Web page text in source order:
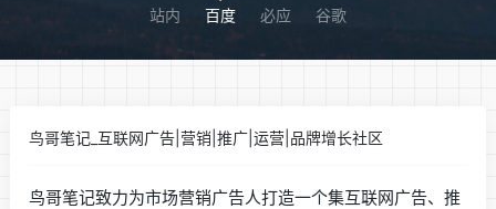
站内 百度 必应 谷歌
鸟哥笔记_互联网广告|营销|推广|运营|品牌增长社区
鸟哥笔记致力为市场营销广告人打造一个集互联网广告、推